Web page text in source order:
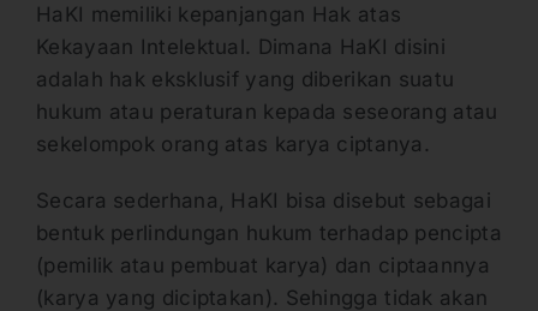
HaKI memiliki kepanjangan Hak atas
Kekayaan Intelektual. Dimana HaKI disini
adalah hak eksklusif yang diberikan suatu
hukum atau peraturan kepada seseorang atau
sekelompok orang atas karya ciptanya.
Secara sederhana, HaKI bisa disebut sebagai
bentuk perlindungan hukum terhadap pencipta
(pemilik atau pembuat karya) dan ciptaannya
(karya yang diciptakan). Sehingga tidak akan